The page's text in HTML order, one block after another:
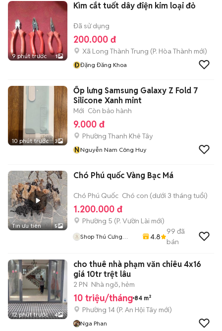
9 phút trước 1
Kìm cắt tuốt dây điện kim loại đỏ
Đã sử dụng
200.000 đ
Xã Long Thành Trung (P. Hòa Thành mới)
ĐĐặng Đăng Khoa
10 phút trước 3
Ốp lưng Samsung Galaxy Z Fold 7
Silicone Xanh mint
Mới Còn bảo hành
9.000 đ
Phường Thanh Khê Tây
NNguyễn Nam Công Huy
Tin ưu tiên 5
Chó Phú quốc Vàng Bạc Má
Chó Phú Quốc Chó con (dưới 3 tháng tuổi)
1.200.000 đ
Phường 5 (P. Vườn Lài mới)
Shop Thú Cưng
4.8
99 đã
bán
12 phút trước 4
cho thuê nhà phạm văn chiêu 4x16
giá 10tr trệt lâu
2 PN Nhà ngõ, hẻm
10 triệu/tháng 84 m²
Phường 14 (P. An Hội Tây mới)
Nga Phan